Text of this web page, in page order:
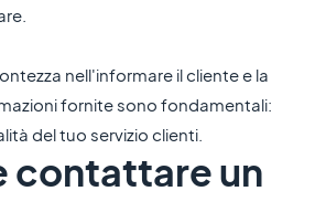
nell'informare il cliente e la
fornite sono fondamentali:
del tuo servizio clienti.
contattare un